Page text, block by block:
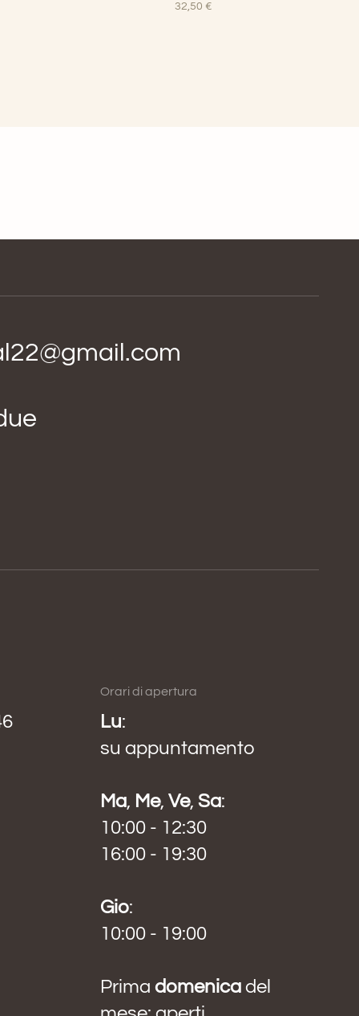
32,50 €
Orari di apertura
Lu:
su appuntamento
Ma, Me, Ve, Sa:
10:00 - 12:30
16:00 - 19:30
Gio:
10:00 - 19:00
Prima domenicadel